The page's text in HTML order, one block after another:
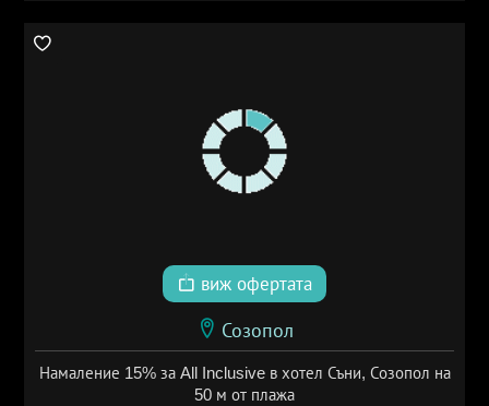
виж офертата
Созопол
Намаление 15% за All Inclusive в хотел Съни, Созопол на
50 м от плажа